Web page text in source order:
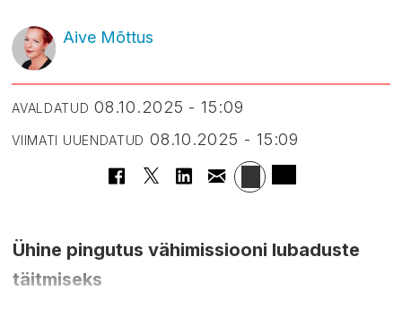
Aive Mõttus
AVALDATUD 08.10.2025 - 15:09
VIIMATI UUENDATUD 08.10.2025 - 15:09
Ühine pingutus vähimissiooni lubaduste
täitmiseks